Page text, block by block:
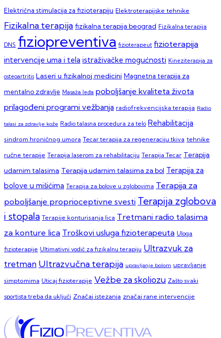
Električna stimulacija za fizioterapiju Elektroterapijske tehnike
Fizikalna terapija fizikalna terapija beograd Fizikalna terapija
DNS fiziopreventiva fizioterapeut fizioterapija
intervencije uma i tela istraživačke mogućnosti Kineziterapija za
osteoartritis Laseri u fizikalnoj medicini Magnetna terapija za
mentalno zdravlje Masaža leđa poboljšanje kvaliteta života
prilagođeni programi vežbanja radiofrekvencijska terapija Radio
talasi za zdravlje kože Radio talasna procedura za telo Rehabilitacija
sindrom hroničnog umora Tecar terapija za regeneraciju tkiva tehnike
ručne terapije Terapija laserom za rehabilitaciju Terapija Tecar Terapija
udarnim talasima Terapija udarnim talasima za bol Terapija za
bolove u mišićima Terapija za bolove u zglobovima Terapija za
poboljšanje proprioceptivne svesti Terapija zglobova
i stopala Terapije konturisanja lica Tretmani radio talasima
za konture lica Troškovi usluga fizioterapeuta Uloga
fizioterapije Ultimativni vodič za fizikalnu terapiju Ultrazvuk za
tretman Ultrazvučna terapija upravljanje bolom upravljanje
simptomima Uticaj fizioterapije Vežbe za skoliozu Zašto svaki
sportista treba da uključi Značaj istezanja značaj rane intervencije